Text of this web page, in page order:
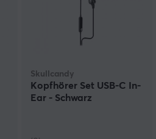
Skullcandy
Kopfhörer Set USB-C In-
Ear - Schwarz